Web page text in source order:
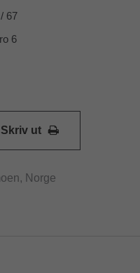
67
6
Skriv ut
Norge